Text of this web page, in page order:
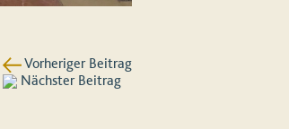
Vorheriger Beitrag
Nächster Beitrag